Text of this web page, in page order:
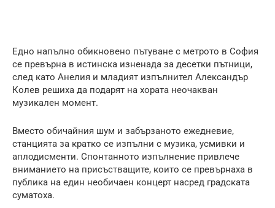
Едно напълно обикновено пътуване с метрото в София
се превърна в истинска изненада за десетки пътници,
след като Анелия и младият изпълнител Александър
Колев решиха да подарят на хората неочакван
музикален момент.
Вместо обичайния шум и забързаното ежедневие,
станцията за кратко се изпълни с музика, усмивки и
аплодисменти. Спонтанното изпълнение привлече
вниманието на присъстващите, които се превърнаха в
публика на един необичаен концерт насред градската
суматоха.